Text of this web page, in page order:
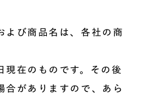
び商品名は、各社の商
在のものです。その後
合がありますので、あら